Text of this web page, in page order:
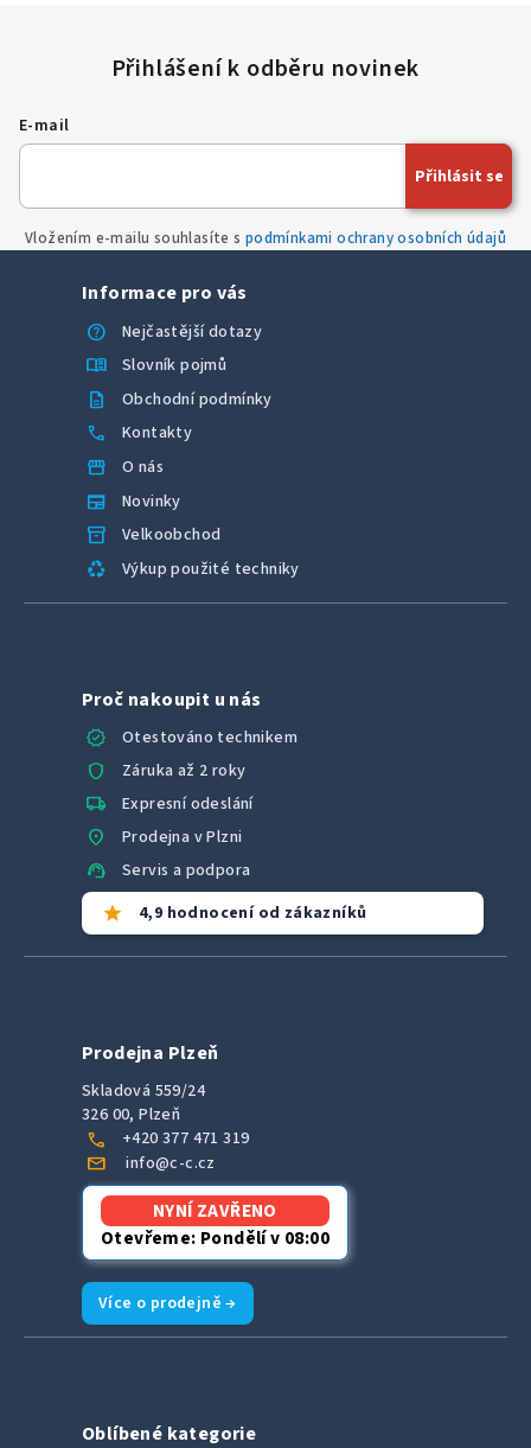
E-mail
Vložením e-mailu souhlasíte s podmínkami ochrany osobních údajů
Přihlásit se
Informace pro vás
help
Nejčastější dotazy
menu_book Slovník pojmů
description Obchodní podmínky
call Kontakty
storefront O nás
newspaper Novinky
inventory_2 Velkoobchod
recycling Výkup použité techniky
Proč nakoupit u nás
verified
Otestováno technikem
shield Záruka až 2 roky
local_shipping Expresní odeslání
location_on Prodejna v Plzni
support_agent Servis a podpora
star 4,9 hodnocení od zákazníků
Prodejna Plzeň
Skladová 559/24
326 00, Plzeň
call +420 377 471 319
mail info@c-c.cz
NYNÍ ZAVŘENO
Otevřeme: Pondělí v 08:00
Více o prodejně →
Oblíbené kategorie